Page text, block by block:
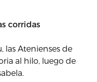
corridas
las Atenienses de
al hilo, luego de